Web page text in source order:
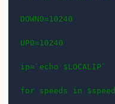
DOWN0=10240
UP0=10240
ip=`echo $LOCALIP`
for speeds in $speed